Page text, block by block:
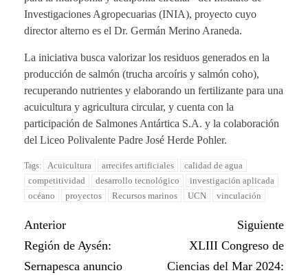
Investigaciones Agropecuarias (INIA), proyecto cuyo
director alterno es el Dr. Germán Merino Araneda.
La iniciativa busca valorizar los residuos generados en la
producción de salmón (trucha arcoíris y salmón coho),
recuperando nutrientes y elaborando un fertilizante para una
acuicultura y agricultura circular, y cuenta con la
participación de Salmones Antártica S.A. y la colaboración
del Liceo Polivalente Padre José Herde Pohler.
Tags: Acuicultura arrecifes artificiales
calidad de agua
competitividad
desarrollo tecnológico
investigación aplicada
océano
proyectos Recursos marinos UCN vinculación
Anterior
Región de Aysén:
Sernapesca anuncio
Siguiente
XLIII Congreso de
Ciencias del Mar 2024: